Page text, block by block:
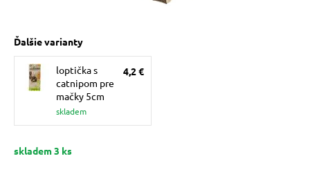
psov
Ďalšie varianty
loptička s
catnipom pre
mačky 5cm
skladem
4,2 €
skladem 3 ks